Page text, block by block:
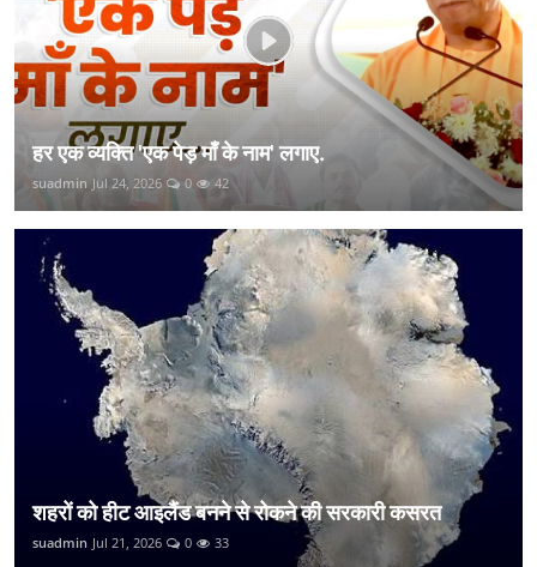
हर एक व्यक्ति 'एक पेड़ माँ के नाम' लगाए.
suadmin Jul 24, 2026 0 42
शहरों को हीट आइलैंड बनने से रोकने की सरकारी कसरत
suadmin Jul 21, 2026 0 33